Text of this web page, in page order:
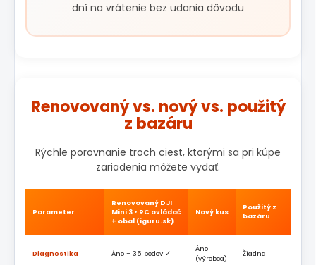
dní na vrátenie bez udania dôvodu
Renovovaný vs. nový vs. použitý
z bazáru
Rýchle porovnanie troch ciest, ktorými sa pri kúpe
zariadenia môžete vydať.
Parameter
Renovovaný DJI
Mini 3 • RC ovládač
+ obal (iguru.sk)
Nový kus
Použitý z
bazáru
Diagnostika Áno – 35 bodov ✓
Áno
(výrobca)
Žiadna